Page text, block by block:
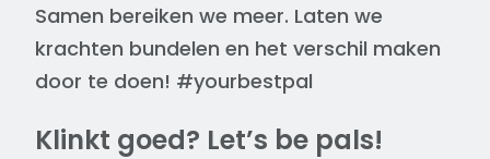
Samen bereiken we meer. Laten we
krachten bundelen en het verschil maken
door te doen! #yourbestpal
Klinkt goed? Let’s be pals!